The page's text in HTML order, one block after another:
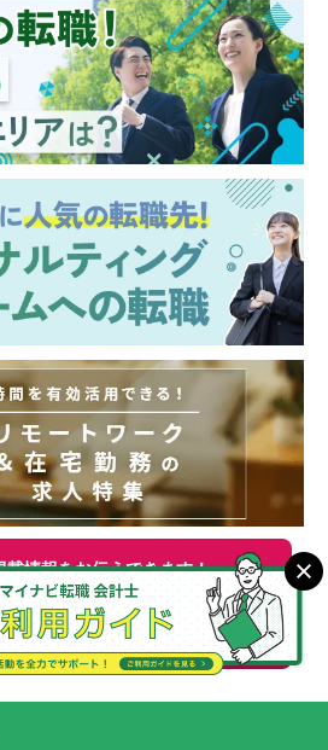
た製品を作っています。
品は発電、石油化学、建材、半導
動車、航空宇宙等幅広い業界と取引が
景気や業界不振に左右されにくい体制
ています。
利益率は10％・製造業の9割と取引の
定企業です。リーマンショック時にも
大きなへこみもなく、現在まで安定的
しています。
方】
：土日祝休み
日：128日
載情報をお伝えできます！
資格を活かせる
援サービスに申し込む